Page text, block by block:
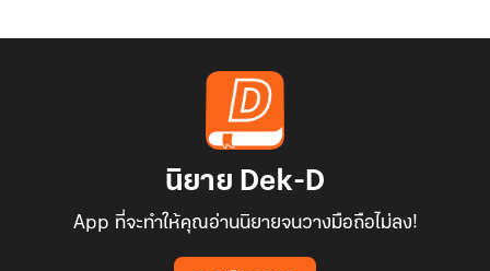
นิยาย Dek-D
App ที่จะทำให้คุณอ่านนิยายจนวางมือถือไม่ลง!